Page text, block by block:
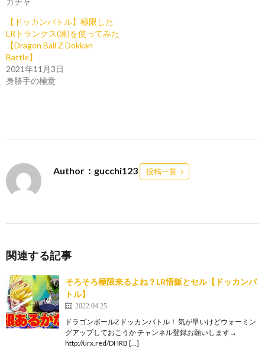
【ドッカンバトル】極限した
LRトランクス(速)を使ってみた
【Dragon Ball Z Dokkan
Battle】
2021年11月3日
身勝手の極意
Author：gucchi123 投稿一覧
関連する記事
そろそろ極限来るよね？LR悟飯とセル【ドッカンバ
トル】
2022.04.25
ドラゴンボールZ ドッカンバトル！ 気が早いけどウォーミン
グアップしておこうか チャンネル登録お願いします→
http://urx.red/DHRB […]